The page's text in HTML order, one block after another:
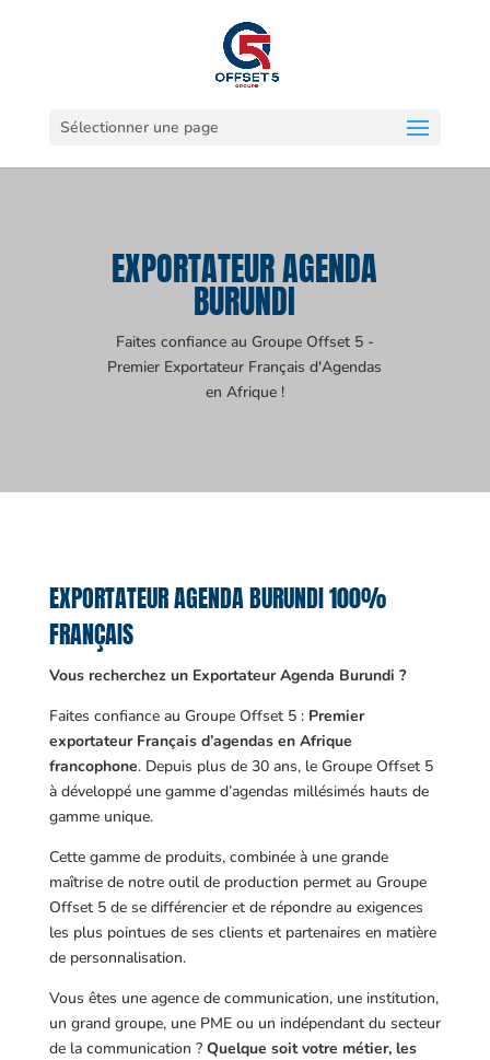
Sélectionner une page
EXPORTATEUR AGENDA
BURUNDI
Faites confiance au Groupe Offset 5 -
Premier Exportateur Français d'Agendas
en Afrique !
EXPORTATEUR AGENDA BURUNDI 100%
FRANÇAIS
Vous recherchez un Exportateur Agenda Burundi ?
Faites confiance au Groupe Offset 5 : Premier
exportateur Français d’agendas en Afrique
francophone. Depuis plus de 30 ans, le Groupe Offset 5
à développé une gamme d’agendas millésimés hauts de
gamme unique.
Cette gamme de produits, combinée à une grande
maîtrise de notre outil de production permet au Groupe
Offset 5 de se différencier et de répondre au exigences
les plus pointues de ses clients et partenaires en matière
de personnalisation.
Vous êtes une agence de communication, une institution,
un grand groupe, une PME ou un indépendant du secteur
de la communication ? Quelque soit votre métier, les